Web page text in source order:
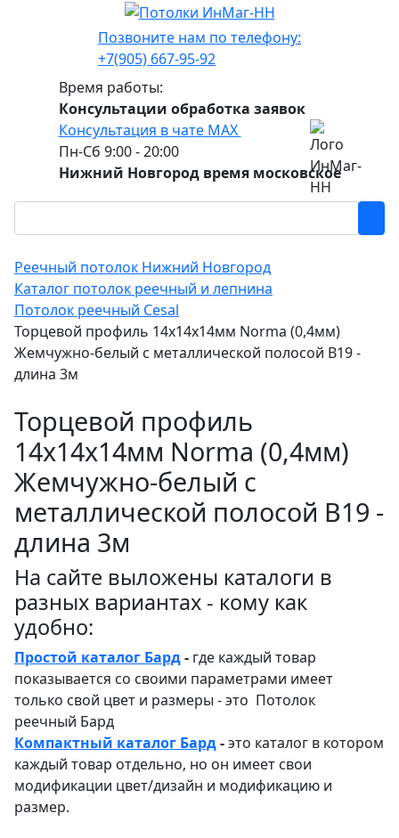
Позвоните нам по телефону:
+7(905) 667-95-92
Время работы:
Консультации обработка заявок
Консультация в чате МАХ
Пн-Сб 9:00 - 20:00
Нижний Новгород время московское
Реечный потолок Нижний Новгород
Каталог потолок реечный и лепнина
Потолок реечный Cesal
Торцевой профиль 14x14x14мм Norma (0,4мм)
Жемчужно-белый с металлической полосой В19 -
длина 3м
Торцевой профиль
14x14x14мм Norma (0,4мм)
Жемчужно-белый с
металлической полосой В19 -
длина 3м
На сайте выложены каталоги в
разных вариантах - кому как
удобно:
Простой каталог Бард- где каждый товар
показывается со своими параметрами имеет
только свой цвет и размеры - это Потолок
реечный Бард
Компактный каталог Бард-это каталог в котором
каждый товар отдельно, но он имеет свои
модификации цвет/дизайн и модификацию и
размер.